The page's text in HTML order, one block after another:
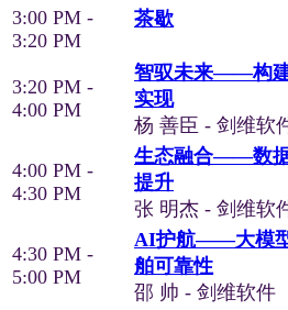
3:00 PM -
3:20 PM
茶歇
3:20 PM -
4:00 PM
智驭未来——构
实现
杨 善臣 - 剑维软
4:00 PM -
4:30 PM
生态融合——数
提升
张 明杰 - 剑维软
4:30 PM -
5:00 PM
AI护航——大模
舶可靠性
邵 帅 - 剑维软件